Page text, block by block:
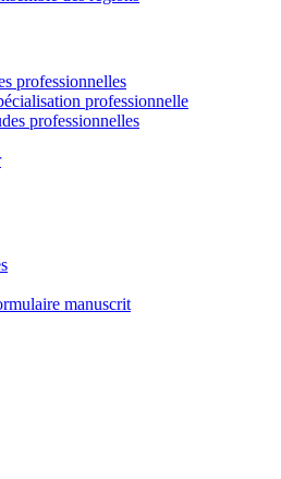
professionnelles
professionnelle
professionnelles
manuscrit